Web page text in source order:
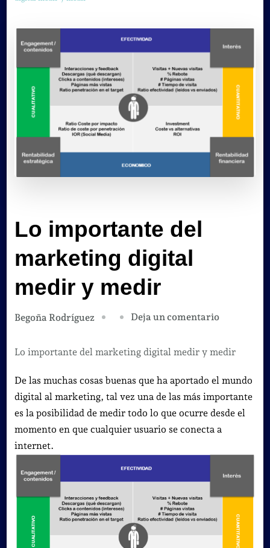
Lo importante del
marketing digital
medir y medir
Begoña Rodríguez Deja un comentarioen
importante
marketing
digital
medir
y
Lo importante del marketing digital medir y medir
De las muchas cosas buenas que ha aportado el mundo
digital al marketing, tal vez una de las más importante
es la posibilidad de medir todo lo que ocurre desde el
momento en que cualquier usuario se conecta a
internet.